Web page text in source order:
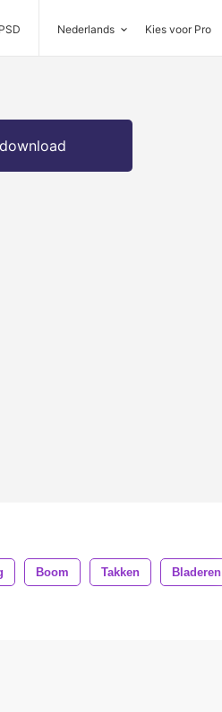
PSD Nederlands Kies voor Pro
Boom Takken Bladeren